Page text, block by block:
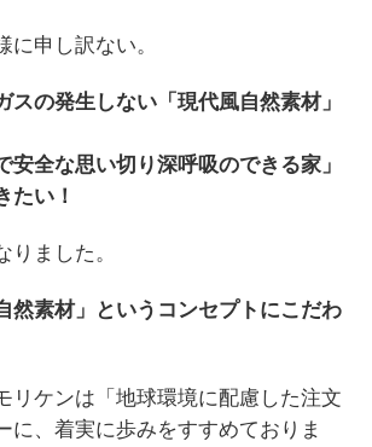
に申し訳ない。
スの発生しない「現代風自然素材」
安全な思い切り深呼吸のできる家」
たい！
りました。
然素材」というコンセプトにこだわ
リケンは「地球環境に配慮した注文
に、着実に歩みをすすめておりま